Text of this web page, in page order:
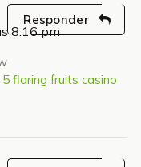
8:16 pm
5 flaring fruits casino
Responder